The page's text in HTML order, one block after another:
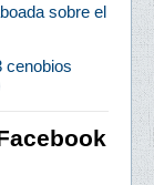
sobre el
cenobios